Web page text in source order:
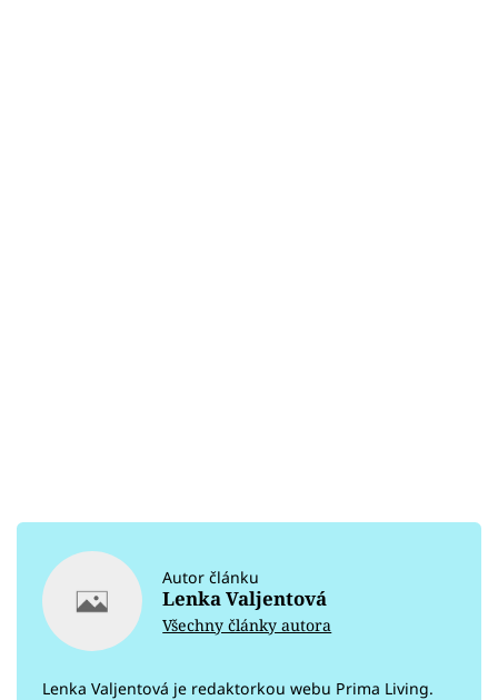
Autor článku
Lenka Valjentová
Všechny články autora
Lenka Valjentová je redaktorkou webu Prima Living.